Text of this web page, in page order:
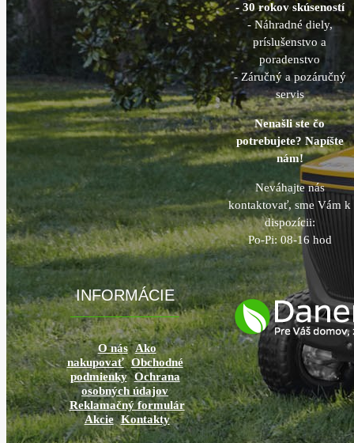
INFORMÁCIE
O nás Ako
nakupovať Obchodné
podmienky Ochrana
osobných údajov
Reklamačný formulár
Akcie Kontakty
- 30 rokov skúseností
- Náhradné diely,
príslušenstvo a
poradenstvo
- Záručný a pozáručný
servis
Nenašli ste čo
potrebujete? Napíšte
nám!
Neváhajte nás
kontaktovať, sme Vám k
dispozícii:
Po-Pi: 08-16 hod